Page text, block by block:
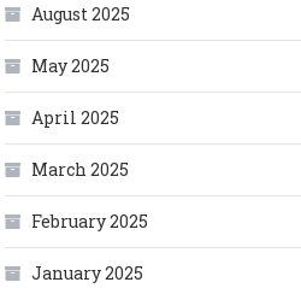
August 2025
May 2025
April 2025
March 2025
February 2025
January 2025